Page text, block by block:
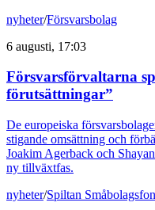
nyheter/Försvarsbolag
6 augusti, 17:03
Försvarsförvaltarna
förutsättningar”
De europeiska
stigande omsättning och
Joakim Agerback och
ny tillväxtfas.
nyheter/Spiltan